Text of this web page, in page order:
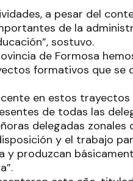
a pesar del
de la
sostuvo.
de Formosa
formativos que se
en estos trayectos
de todas las
delegadas zonales
y el trabajo
y produzcan